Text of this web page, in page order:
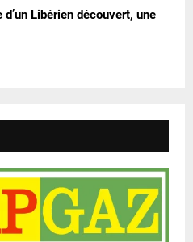
Libérien découvert, une